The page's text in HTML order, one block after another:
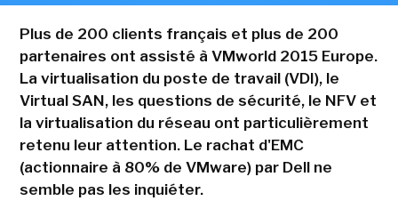
Plus de 200 clients français et plus de 200
partenaires ont assisté à VMworld 2015 Europe.
La virtualisation du poste de travail (VDI), le
Virtual SAN, les questions de sécurité, le NFV et
la virtualisation du réseau ont particulièrement
retenu leur attention. Le rachat d'EMC
(actionnaire à 80% de VMware) par Dell ne
semble pas les inquiéter.